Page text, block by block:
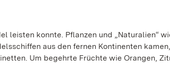
leisten konnte. Pflanzen und „Naturalien“
aus den fernen Kontinenten
Um begehrte Früchte wie Orangen,